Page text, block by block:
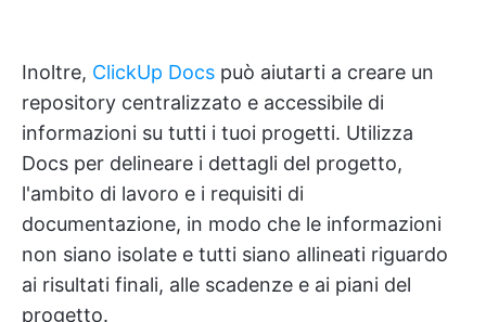
Inoltre, ClickUp Docs può aiutarti a creare un
repository centralizzato e accessibile di
informazioni su tutti i tuoi progetti. Utilizza
Docs per delineare i dettagli del progetto,
l'ambito di lavoro e i requisiti di
documentazione, in modo che le informazioni
non siano isolate e tutti siano allineati riguardo
ai risultati finali, alle scadenze e ai piani del
progetto.